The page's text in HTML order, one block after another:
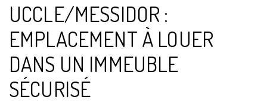
UCCLE/MESSIDOR :
EMPLACEMENT À LOUER
DANS UN IMMEUBLE
SÉCURISÉ